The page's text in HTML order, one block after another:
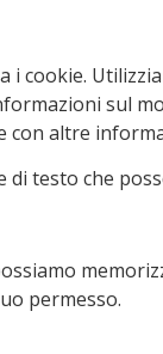
i cookie.
sul
altre
di testo che
permesso.